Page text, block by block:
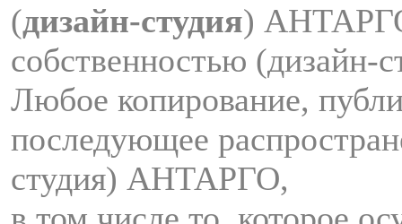
(дизайн-студия)
собственностью
Любое копирование,
последующее
студия) АНТАРГО,